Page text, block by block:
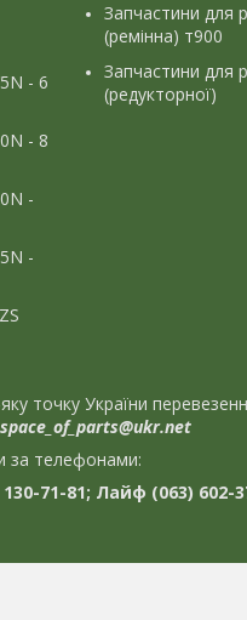
- 6
- 8
-
-
Запчастини для
(ремінна) т900
Запчастини для
(редукторної)
яку точку України
space_of_parts@ukr.net
за телефонами:
71-81; Лайф (063) 602-